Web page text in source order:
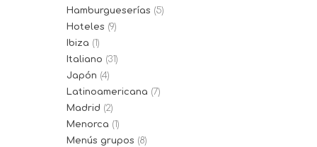
Hamburgueserías (5)
Hoteles (9)
Ibiza (1)
Italiano (31)
Japón (4)
Latinoamericana (7)
Madrid (2)
Menorca (1)
Menús grupos (8)